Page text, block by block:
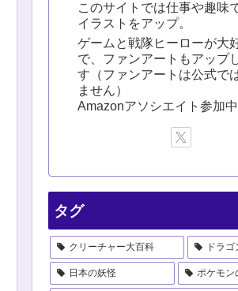
このサイトでは仕事や趣味
イラストをアップ。
ゲームと戦隊ヒーローが大
で、ファンアートもアップ
す（ファンアートは公式で
ません）
Amazonアソシエイト参加中
タグ
クリーチャー大百科 ドラ
日本の妖怪 ポケモン